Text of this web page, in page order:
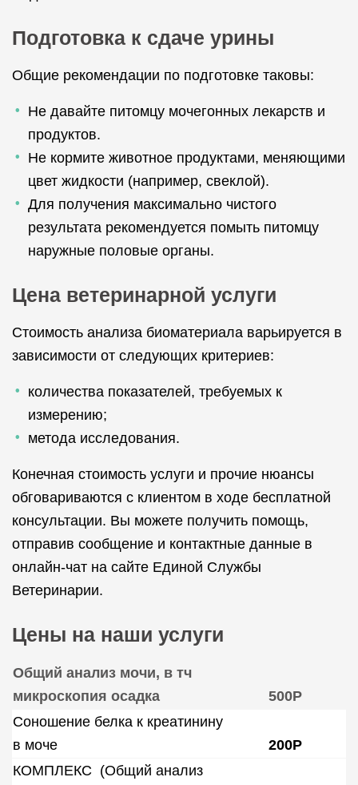
Подготовка к сдаче урины
Общие рекомендации по подготовке таковы:
Не давайте питомцу мочегонных лекарств и
продуктов.
Не кормите животное продуктами, меняющими
цвет жидкости (например, свеклой).
Для получения максимально чистого
результата рекомендуется помыть питомцу
наружные половые органы.
Цена ветеринарной услуги
Стоимость анализа биоматериала варьируется в
зависимости от следующих критериев:
количества показателей, требуемых к
измерению;
метода исследования.
Конечная стоимость услуги и прочие нюансы
обговариваются с клиентом в ходе бесплатной
консультации. Вы можете получить помощь,
отправив сообщение и контактные данные в
онлайн-чат на сайте Единой Службы
Ветеринарии.
Цены на наши услуги
Общий анализ мочи, в тч
микроскопия осадка
500Р
Соношение белка к креатинину
в моче
200Р
КОМПЛЕКС (Общий анализ